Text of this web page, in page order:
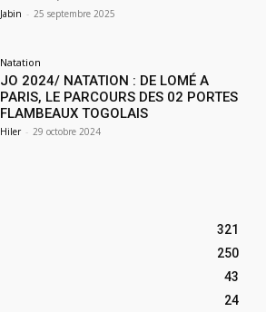
Jabin - 25 septembre 2025
Natation
JO 2024/ NATATION : DE LOMÉ A
PARIS, LE PARCOURS DES 02 PORTES
FLAMBEAUX TOGOLAIS
Hiler - 29 octobre 2024
321
250
43
24